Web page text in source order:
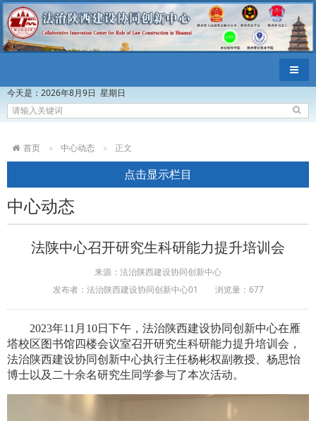
导航
今天是： 2026年8月9日 星期日
首页 中心动态 正文
点击显示栏目
中心动态
法陕中心召开研究生科研能力提升培训会
来源：法治陕西建设协同创新中心
发布者：法治陕西建设协同创新中心01
浏览量： 677
2023年1 1 月 10日下午，法治陕西建设协同创新中心在雁
塔校区图书馆四楼会议室召开研究生科研能力提升培训会，
法治陕西建设协同创新中心执行主任杨彬权副教授、杨思怡
博士以及二十余名研究生同学参与了本次活动。